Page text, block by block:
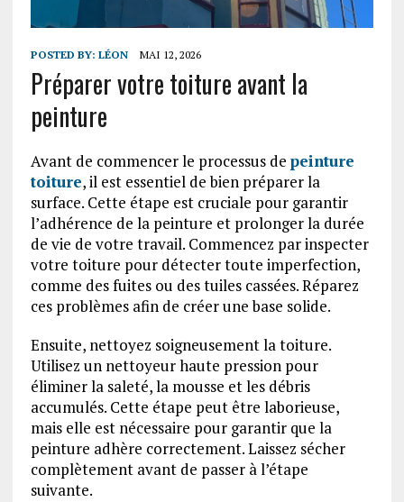
POSTED BY: LÉON MAI 12, 2026
Préparer votre toiture avant la
peinture
Avant de commencer le processus de peinture
toiture, il est essentiel de bien préparer la
surface. Cette étape est cruciale pour garantir
l’adhérence de la peinture et prolonger la durée
de vie de votre travail. Commencez par inspecter
votre toiture pour détecter toute imperfection,
comme des fuites ou des tuiles cassées. Réparez
ces problèmes afin de créer une base solide.
Ensuite, nettoyez soigneusement la toiture.
Utilisez un nettoyeur haute pression pour
éliminer la saleté, la mousse et les débris
accumulés. Cette étape peut être laborieuse,
mais elle est nécessaire pour garantir que la
peinture adhère correctement. Laissez sécher
complètement avant de passer à l’étape
suivante.